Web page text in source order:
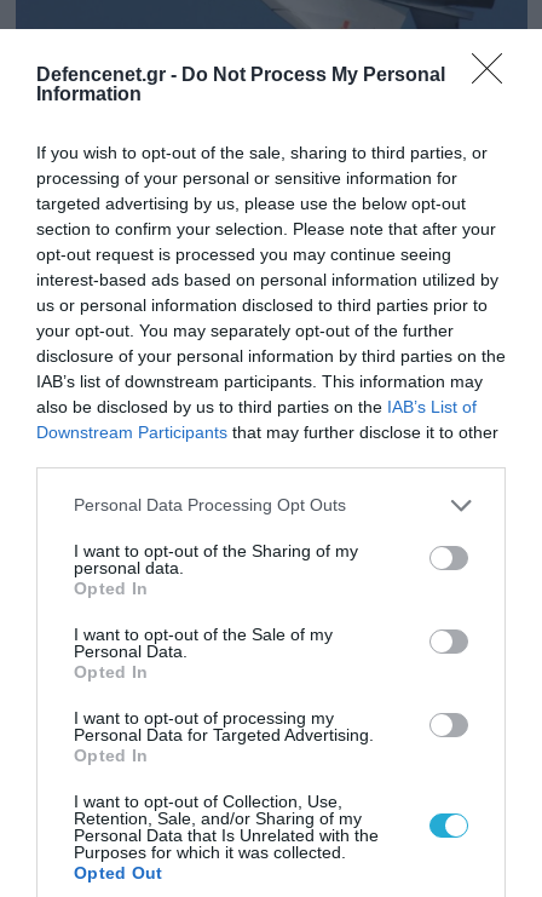
Defencenet.gr - Do Not Process My Personal
Information
If you wish to opt-out of the sale, sharing to third parties, or
processing of your personal or sensitive information for
targeted advertising by us, please use the below opt-out
section to confirm your selection. Please note that after your
opt-out request is processed you may continue seeing
interest-based ads based on personal information utilized by
us or personal information disclosed to third parties prior to
your opt-out. You may separately opt-out of the further
disclosure of your personal information by third parties on the
IAB’s list of downstream participants. This information may
also be disclosed by us to third parties on the IAB’s List of
Downstream Participants that may further disclose it to other
Please note that this website/app uses one or more Google
not limited to your visit or usage behaviour. You may click to
grant or deny consent to Google and its third-party tags to
use your data for below specified purposes in below Google
consent section.
Personal Data Processing Opt Outs
I want to opt-out of the Sharing of my
personal data.
Opted In
I want to opt-out of the Sale of my
Personal Data.
Opted In
I want to opt-out of processing my
Personal Data for Targeted Advertising.
Opted In
I want to opt-out of Collection, Use,
Retention, Sale, and/or Sharing of my
Personal Data that Is Unrelated with the
Purposes for which it was collected.
Opted Out
18.02.2022 | 06:31
J-10: Το Πακιστάν παρέλαβε τα δύο πρώτα
κινεζικά μαχητικά
Tα πρώτα κινεζικής κατασκευής μαχητικά
αεροσκάφη πολλαπλών ρόλων τύπου J-10 για την
Αεροπορία του Πακιστάν (PAF) έκαναν την εμφάνισή
τους στην Κίνα, που σημαίνει πως οι δεσμοί των δύο
χωρών γίνονται ακόμα πιο στενοί. Στα μέσα
κοινωνικής δικτύωσης έχουν κυκλοφορήσει εικόνες
τουλάχιστον ενός μαχητικού αεροσκάφους τύπου J-
10, πιθανότατα στις εγκαταστάσεις της
κατασκευάστριας εταιρείας Chengdu, φέροντας […]
17.02.2022 | 10:25
Όταν ιδρύθηκε η Προεδρική Φρουρά – Οι
θρυλικοί Εύζωνες του ΕΣ (βίντεο)
Δεν υπάρχει Έλληνας που να μη νιώθει υπερήφανος
για την ύπαρξη της, που να μην έχει θαυμάσει τους
άνδρες της να στέκονται ακίνητοι στο Σύνταγμα και